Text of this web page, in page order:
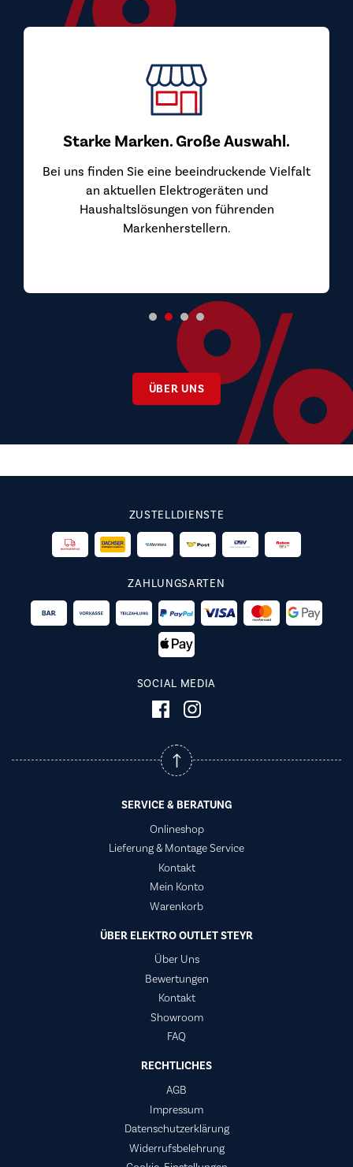
Starke Marken. Große Auswahl.
Bei uns finden Sie eine beeindruckende Vielfalt
an aktuellen Elektrogeräten und
Haushaltslösungen von führenden
Markenherstellern.
ÜBER UNS
ZUSTELLDIENSTE
ZAHLUNGSARTEN
SOCIAL MEDIA
SERVICE & BERATUNG
Onlineshop
Lieferung & Montage Service
Kontakt
Mein Konto
Warenkorb
ÜBER ELEKTRO OUTLET STEYR
Über Uns
Bewertungen
Kontakt
Showroom
FAQ
RECHTLICHES
AGB
Impressum
Datenschutzerklärung
Widerrufsbelehrung